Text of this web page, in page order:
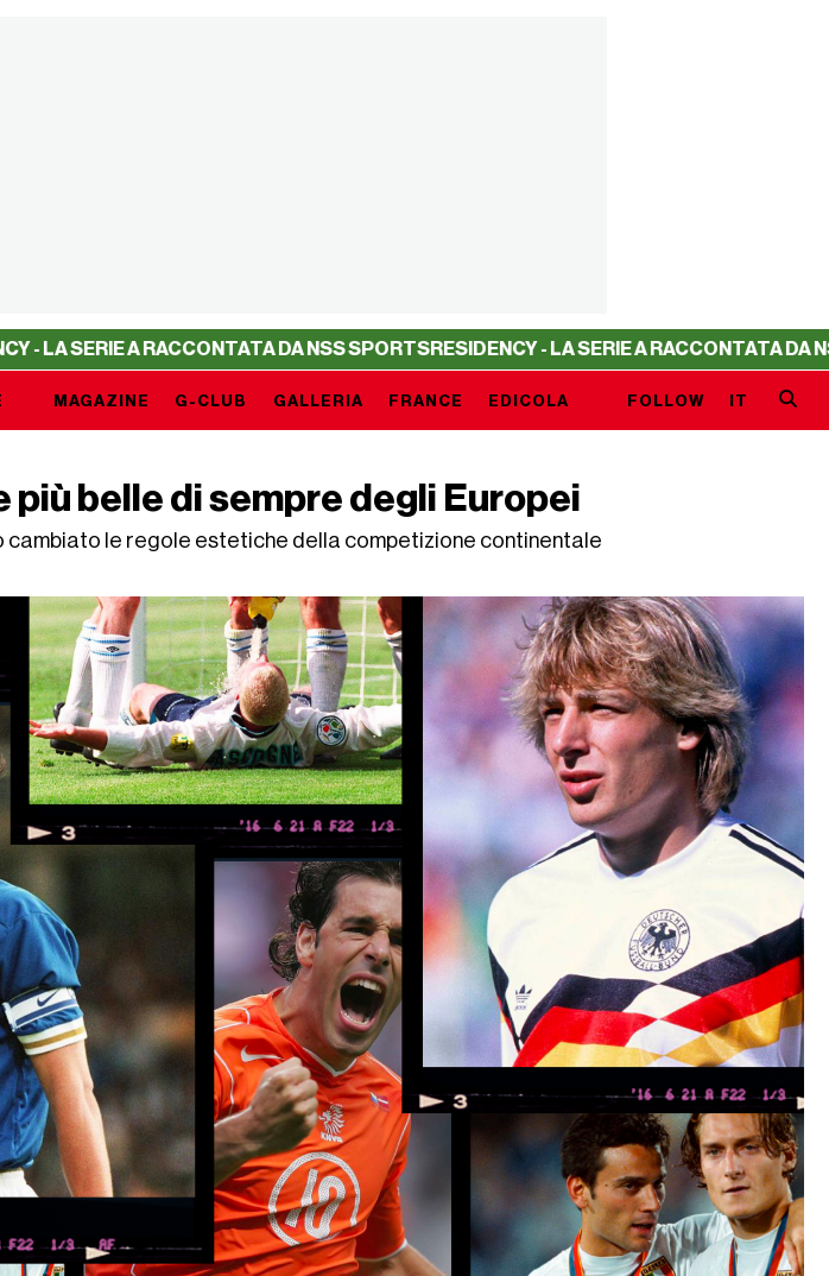
A RACCONTATA DA NSS SPORTSRESIDENCY - LA SERIE A RACCONTATA DA NSS SPORTS
MAGAZINE G-CLUB GALLERIA FRANCE EDICOLA FOLLOW IT
più belle di sempre degli Europei
cambiato le regole estetiche della competizione continentale